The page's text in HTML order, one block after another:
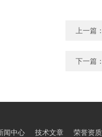
上一篇
下一篇
闻中心 技术文章 荣誉资质